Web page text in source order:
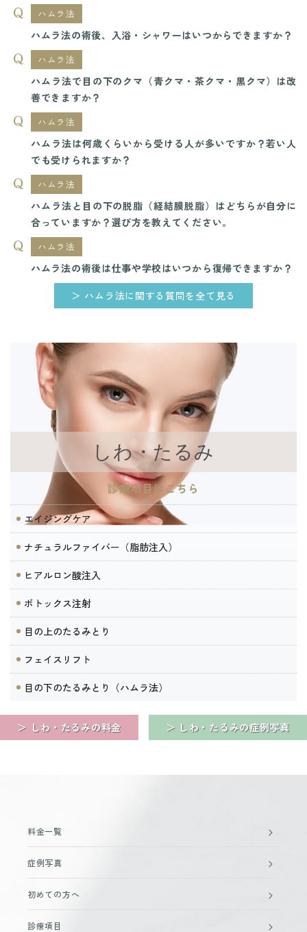
ハムラ法
ハムラ法の術後、入浴・シャワーはいつからできますか？
ハムラ法
ハムラ法で目の下のクマ（青クマ・茶クマ・黒クマ）は改
善できますか？
ハムラ法
ハムラ法は何歳くらいから受ける人が多いですか？若い人
でも受けられますか？
ハムラ法
ハムラ法と目の下の脱脂（経結膜脱脂）はどちらが自分に
合っていますか？選び方を教えてください。
ハムラ法
ハムラ法の術後は仕事や学校はいつから復帰できますか？
＞ ハムラ法に関する質問を全て見る
しわ・たるみ
診療項目はこちら
エイジングケア
ナチュラルファイバー（脂肪注入）
ヒアルロン酸注入
ボトックス注射
目の上のたるみとり
フェイスリフト
目の下のたるみとり（ハムラ法）
＞ しわ・たるみの料金 ＞ しわ・たるみの症例写真
料金一覧
症例写真
初めての方へ
診療項目